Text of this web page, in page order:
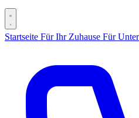
Startseite Für Ihr Zuhause Für